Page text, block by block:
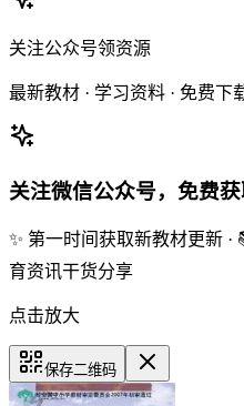
关注公众号领资源
最新教材 · 学习资料 · 免费下
关注微信公众号，免费
✨ 第一时间获取新教材更新 ·
育资讯干货分享
点击放大
保存二维码